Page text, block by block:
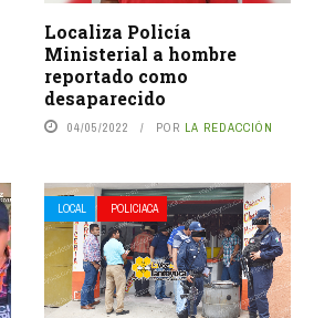
Localiza Policía
Ministerial a hombre
reportado como
desaparecido
04/05/2022 POR LA REDACCIÓN
LOCAL POLICIACA